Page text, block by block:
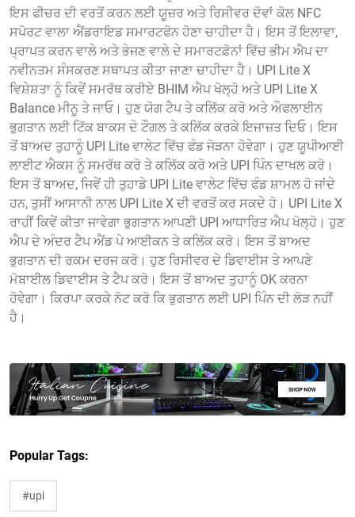
ਇਸ ਫੀਚਰ ਦੀ ਵਰਤੋਂ ਕਰਨ ਲਈ ਯੂਜ਼ਰ ਅਤੇ ਰਿਸੀਵਰ ਦੋਵਾਂ ਕੋਲ NFC
ਸਪੋਰਟ ਵਾਲਾ ਐਂਡਰਾਇਡ ਸਮਾਰਟਫੋਨ ਹੋਣਾ ਚਾਹੀਦਾ ਹੈ। ਇਸ ਤੋਂ ਇਲਾਵਾ,
ਪ੍ਰਾਪਤ ਕਰਨ ਵਾਲੇ ਅਤੇ ਭੇਜਣ ਵਾਲੇ ਦੇ ਸਮਾਰਟਫ਼ੋਨਾਂ ਵਿੱਚ ਭੀਮ ਐਪ ਦਾ
ਨਵੀਨਤਮ ਸੰਸਕਰਣ ਸਥਾਪਤ ਕੀਤਾ ਜਾਣਾ ਚਾਹੀਦਾ ਹੈ। UPI Lite X
ਵਿਸ਼ੇਸ਼ਤਾ ਨੂੰ ਕਿਵੇਂ ਸਮਰੱਥ ਕਰੀਏ BHIM ਐਪ ਖੋਲ੍ਹੋ ਅਤੇ UPI Lite X
Balance ਮੀਨੂ ਤੇ ਜਾਓ। ਹੁਣ ਯੋਗ ਟੈਪ ਤੇ ਕਲਿੱਕ ਕਰੋ ਅਤੇ ਔਫਲਾਈਨ
ਭੁਗਤਾਨ ਲਈ ਟਿੱਕ ਬਾਕਸ ਦੇ ਟੌਗਲ ਤੇ ਕਲਿੱਕ ਕਰਕੇ ਇਜਾਜ਼ਤ ਦਿਓ। ਇਸ
ਤੋਂ ਬਾਅਦ ਤੁਹਾਨੂੰ UPI Lite ਵਾਲੇਟ ਵਿੱਚ ਫੰਡ ਜੋੜਨਾ ਹੋਵੇਗਾ। ਹੁਣ ਯੂਪੀਆਈ
ਲਾਈਟ ਐਕਸ ਨੂੰ ਸਮਰੱਥ ਕਰੋ ਤੇ ਕਲਿੱਕ ਕਰੋ ਅਤੇ UPI ਪਿੰਨ ਦਾਖਲ ਕਰੋ।
ਇਸ ਤੋਂ ਬਾਅਦ, ਜਿਵੇਂ ਹੀ ਤੁਹਾਡੇ UPI Lite ਵਾਲੇਟ ਵਿੱਚ ਫੰਡ ਸ਼ਾਮਲ ਹੋ ਜਾਂਦੇ
ਹਨ, ਤੁਸੀਂ ਆਸਾਨੀ ਨਾਲ UPI Lite X ਦੀ ਵਰਤੋਂ ਕਰ ਸਕਦੇ ਹੋ। UPI Lite X
ਰਾਹੀਂ ਕਿਵੇਂ ਕੀਤਾ ਜਾਵੇਗਾ ਭੁਗਤਾਨ ਆਪਣੀ UPI ਆਧਾਰਿਤ ਐਪ ਖੋਲ੍ਹੋ। ਹੁਣ
ਐਪ ਦੇ ਅੰਦਰ ਟੈਪ ਐਂਡ ਪੇ ਆਈਕਨ ਤੇ ਕਲਿੱਕ ਕਰੋ। ਇਸ ਤੋਂ ਬਾਅਦ
ਭੁਗਤਾਨ ਦੀ ਰਕਮ ਦਰਜ ਕਰੋ। ਹੁਣ ਰਿਸੀਵਰ ਦੇ ਡਿਵਾਈਸ ਤੇ ਆਪਣੇ
ਮੋਬਾਈਲ ਡਿਵਾਈਸ ਤੇ ਟੈਪ ਕਰੋ। ਇਸ ਤੋਂ ਬਾਅਦ ਤੁਹਾਨੂੰ OK ਕਰਨਾ
ਹੋਵੇਗਾ। ਕਿਰਪਾ ਕਰਕੇ ਨੋਟ ਕਰੋ ਕਿ ਭੁਗਤਾਨ ਲਈ UPI ਪਿੰਨ ਦੀ ਲੋੜ ਨਹੀਂ
ਹੈ।
Popular Tags:
#upi